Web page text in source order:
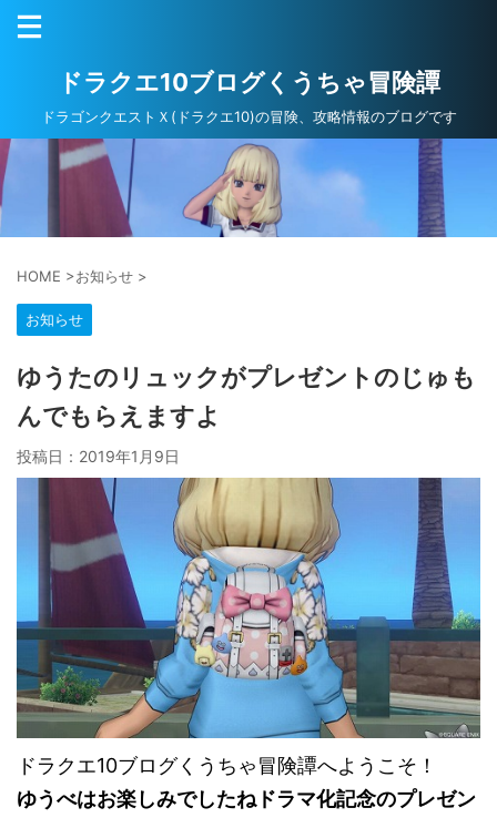
ドラクエ10ブログくうちゃ冒険譚
ドラゴンクエストＸ(ドラクエ10)の冒険、攻略情報のブログです
HOME >お知らせ >
お知らせ
ゆうたのリュックがプレゼントのじゅも
んでもらえますよ
投稿日： 2019年1月9日
ドラクエ10ブログくうちゃ冒険譚へようこそ！
ゆうべはお楽しみでしたねドラマ化記念のプレゼン